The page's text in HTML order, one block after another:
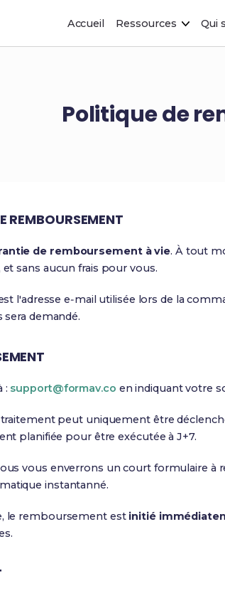
Accueil Ressources Qui
Politique de
REMBOURSEMENT
de remboursement à vie. À tout
et sans aucun frais pour vous.
l'adresse e‑mail utilisée lors de la
demandé.
: support@formav.co en indiquant votre
peut uniquement être
planifiée pour être exécutée à J+7.
vous enverrons un court formulaire
instantanné.
le remboursement est initié